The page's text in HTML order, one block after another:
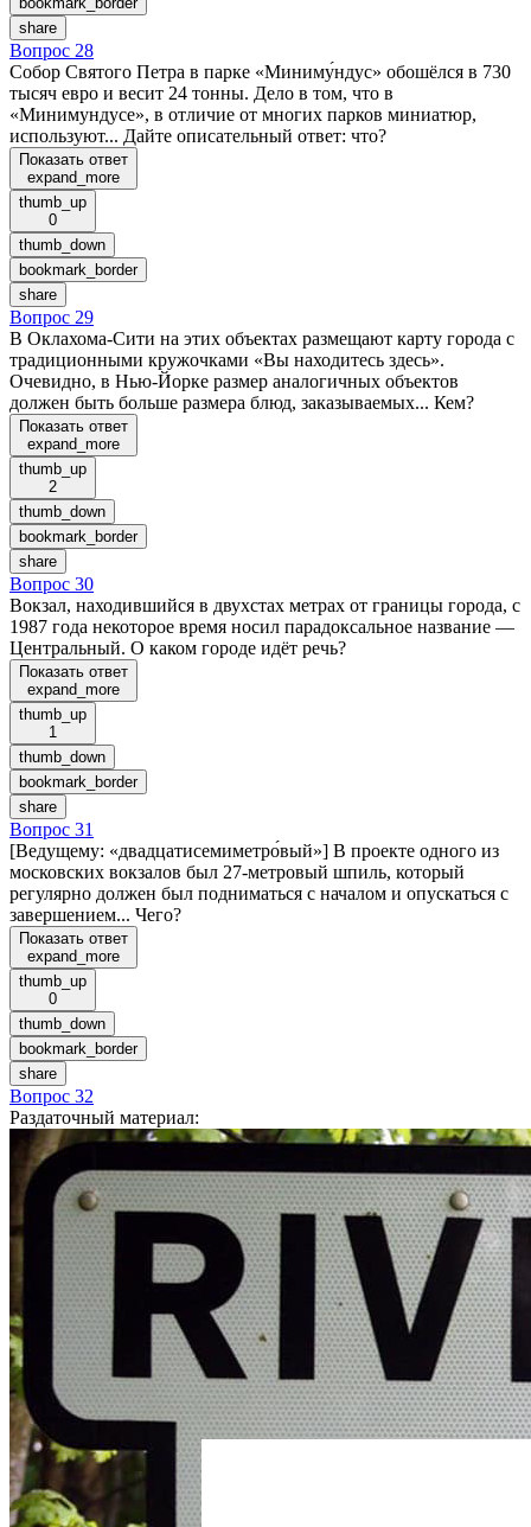
share
Вопрос 28
Собор Святого Петра в парке «Миниму́ндус» обошёлся в 730
тысяч евро и весит 24 тонны. Дело в том, что в
«Минимундусе», в отличие от многих парков миниатюр,
используют... Дайте описательный ответ: что?
Показать ответ
expand_more
thumb_up
0
thumb_down
bookmark_border
share
Вопрос 29
В Оклахома-Сити на этих объектах размещают карту города с
традиционными кружочками «Вы находитесь здесь».
Очевидно, в Нью-Йорке размер аналогичных объектов
должен быть больше размера блюд, заказываемых... Кем?
Показать ответ
expand_more
thumb_up
2
thumb_down
bookmark_border
share
Вопрос 30
Вокзал, находившийся в двухстах метрах от границы города, с
1987 года некоторое время носил парадоксальное название —
Центральный. О каком городе идёт речь?
Показать ответ
expand_more
thumb_up
1
thumb_down
bookmark_border
share
Вопрос 31
[Ведущему: «двадцатисемиметро́вый»] В проекте одного из
московских вокзалов был 27-метровый шпиль, который
регулярно должен был подниматься с началом и опускаться с
завершением... Чего?
Показать ответ
expand_more
thumb_up
0
thumb_down
bookmark_border
share
Вопрос 32
Раздаточный материал: